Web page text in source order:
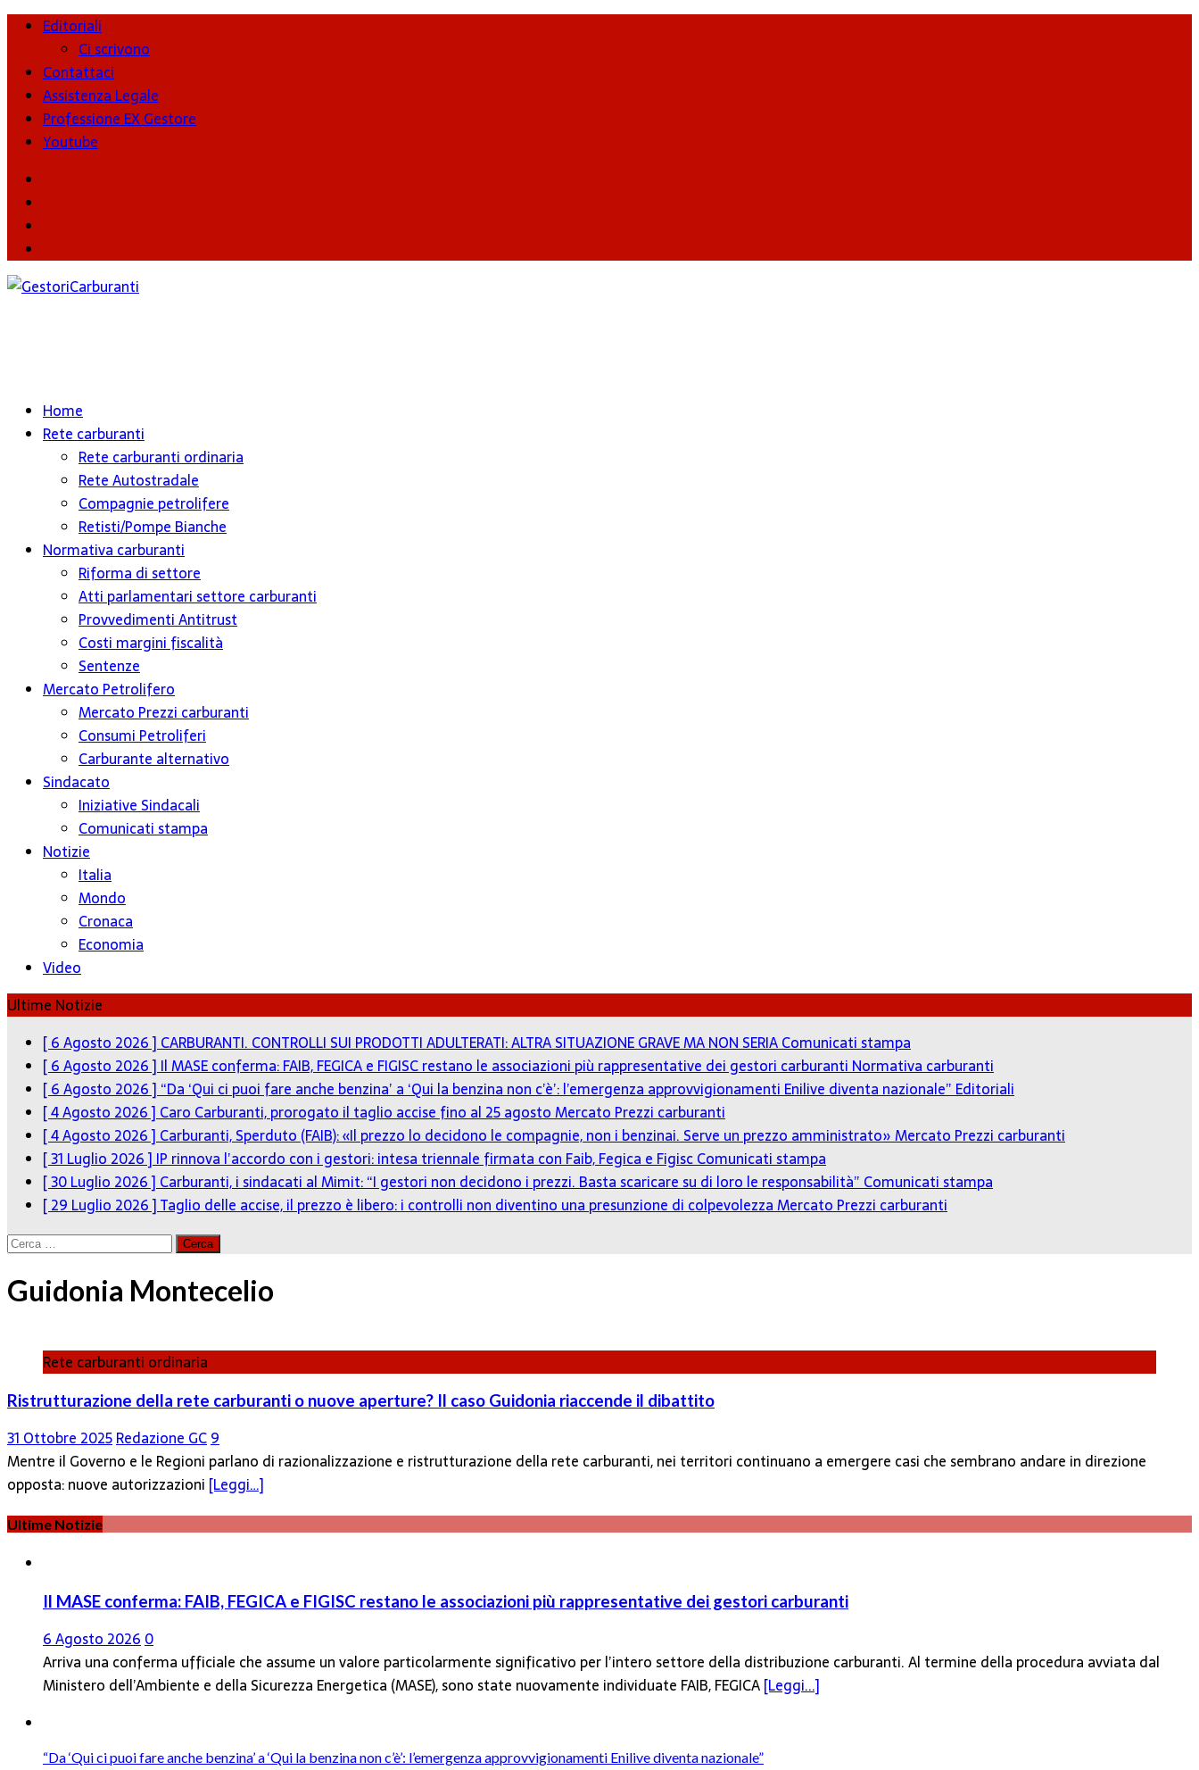
Editoriali
Ci scrivono
Contattaci
Assistenza Legale
Professione EX Gestore
Youtube
Home
Rete carburanti
Rete carburanti ordinaria
Rete Autostradale
Compagnie petrolifere
Retisti/Pompe Bianche
Normativa carburanti
Riforma di settore
Atti parlamentari settore carburanti
Provvedimenti Antitrust
Costi margini fiscalità
Sentenze
Mercato Petrolifero
Mercato Prezzi carburanti
Consumi Petroliferi
Carburante alternativo
Sindacato
Iniziative Sindacali
Comunicati stampa
Notizie
Italia
Mondo
Cronaca
Economia
Video
Ultime Notizie
[ 6 Agosto 2026 ] CARBURANTI. CONTROLLI SUI PRODOTTI ADULTERATI: ALTRA SITUAZIONE GRAVE MA NON SERIAComunicati stampa
[ 6 Agosto 2026 ] Il MASE conferma: FAIB, FEGICA e FIGISC restano le associazioni più rappresentative dei gestori carburanti Normativa carburanti
[ 6 Agosto 2026 ] “Da ‘Qui ci puoi fare anche benzina’ a ‘Qui la benzina non c’è’: l’emergenza approvvigionamenti Enilive diventa nazionale” Editoriali
[ 4 Agosto 2026 ] Caro Carburanti, prorogato il taglio accise fino al 25 agostoMercato Prezzi carburanti
[ 4 Agosto 2026 ] Carburanti, Sperduto (FAIB): «Il prezzo lo decidono le compagnie, non i benzinai. Serve un prezzo amministrato»Mercato Prezzi carburanti
[ 31 Luglio 2026 ] IP rinnova l’accordo con i gestori: intesa triennale firmata con Faib, Fegica e FigiscComunicati stampa
[ 30 Luglio 2026 ] Carburanti, i sindacati al Mimit: “I gestori non decidono i prezzi. Basta scaricare su di loro le responsabilità” Comunicati stampa
[ 29 Luglio 2026 ]Taglio delle accise, il prezzo è libero: i controlli non diventino una presunzione di colpevolezzaMercato Prezzi carburanti
Ricerca
Guidonia Montecelio
Rete carburanti ordinaria
Ristrutturazione della rete carburanti o nuove aperture? Il caso Guidonia riaccende il dibattito
31 Ottobre 2025Redazione GC9
Mentre il Governo e le Regioni parlano di razionalizzazione e ristrutturazione della rete carburanti, nei territori continuano a emergere casi che sembrano andare in direzione
opposta: nuove autorizzazioni [Leggi…]
Ultime Notizie
Il MASE conferma: FAIB, FEGICA e FIGISC restano le associazioni più rappresentative dei gestori carburanti
6 Agosto 20260
Arriva una conferma ufficiale che assume un valore particolarmente significativo per l’intero settore della distribuzione carburanti. Al termine della procedura avviata dal
Ministero dell’Ambiente e della Sicurezza Energetica (MASE), sono state nuovamente individuate FAIB, FEGICA[Leggi...]
“Da ‘Qui ci puoi fare anche benzina’ a ‘Qui la benzina non c’è’: l’emergenza approvvigionamenti Enilive diventa nazionale”